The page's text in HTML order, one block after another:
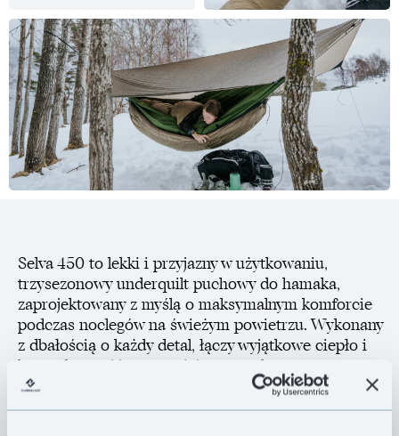
Selva 450 to lekki i przyjazny w użytkowaniu,
trzysezonowy underquilt puchowy do hamaka,
zaprojektowany z myślą o maksymalnym komforcie
podczas noclegów na świeżym powietrzu. Wykonany
z dbałością o każdy detal, łączy wyjątkowe ciepło i
kompaktowość, zapewniając wygodę nawet w
chłodne noce.